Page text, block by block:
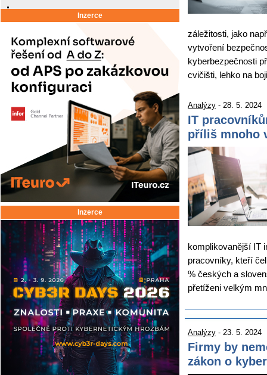
Inzerce
Inzerce
záležitosti, jako
vytvoření
kyberbezpečnosti
cvičišti, lehko na
Analýzy - 28. 5. 2024
IT
příliš mnoho
komplikovanější IT
pracovníky, kteří
% českých a
přetíženi velkým
Analýzy - 23. 5. 2024
Firmy by
zákon o